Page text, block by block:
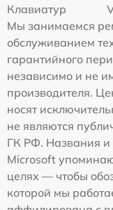
Клавиатур
Мы занимаемся
обслуживанием
гарантийного
независимо и не
производителя.
носят
не являются
ГК РФ. Названия и
Microsoft
целях — чтобы
которой мы